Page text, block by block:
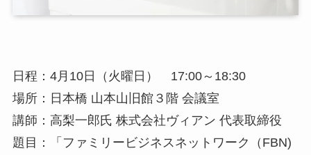
日程：4月10日（火曜日） 17:00～18:30
場所：日本橋 山本山旧館３階 会議室
講師：高梨一郎氏 株式会社ヴィアン 代表取締役
題目：「ファミリービジネスネットワーク（FBN)